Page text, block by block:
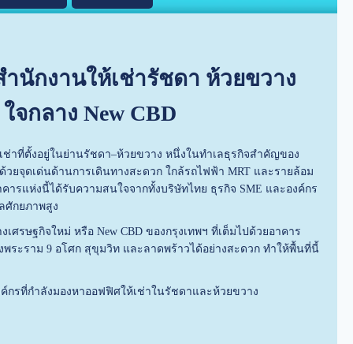
ำนักงานให้เช่ารัชดา ห้วยขวาง
จกลาง New CBD
ช่าที่ตั้งอยู่ในย่านรัชดา–ห้วยขวาง หนึ่งในทำเลธุรกิจสำคัญของ
วยจุดเด่นด้านการเดินทางสะดวก ใกล้รถไฟฟ้า MRT และรายล้อม
รแห่งนี้ได้รับความสนใจจากทั้งบริษัทไทย ธุรกิจ SME และองค์กร
ศักยภาพสูง
ศรษฐกิจใหม่ หรือ New CBD ของกรุงเทพฯ ที่เต็มไปด้วยอาคาร
ระราม 9 อโศก สุขุมวิท และลาดพร้าวได้อย่างสะดวก ทำให้พื้นที่นี้
กรที่กำลังมองหาออฟฟิศให้เช่าในรัชดาและห้วยขวาง